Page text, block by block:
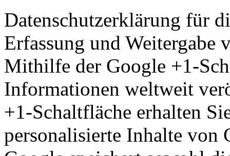
Datenschutzerklärung für
Erfassung und Weitergabe
Mithilfe der Google +1-
Informationen weltweit
+1-Schaltfläche erhalten
personalisierte Inhalte von